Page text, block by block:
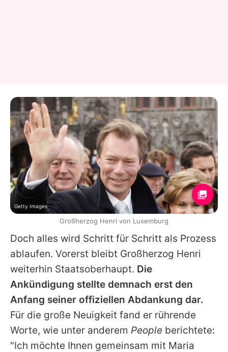
Doch alles wird Schritt für Schritt als Prozess
ablaufen. Vorerst bleibt Großherzog Henri
weiterhin Staatsoberhaupt. Die
Ankündigung stellte demnach erst den
Anfang seiner offiziellen Abdankung dar.
Für die große Neuigkeit fand er rührende
Worte, wie unter anderem People berichtete:
"Ich möchte Ihnen gemeinsam mit Maria
Getty Images
Großherzog Henri von Luxemburg